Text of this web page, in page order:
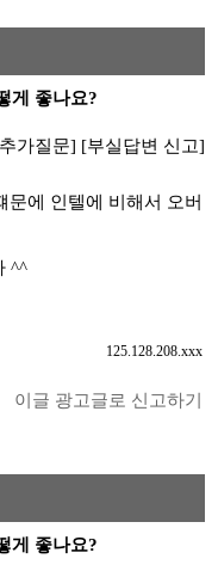
게 좋나요?
가질문] [부실답변 신고]
문에 인텔에 비해서 오버
^^
125.128.208.xxx
이글 광고글로 신고하기
게 좋나요?